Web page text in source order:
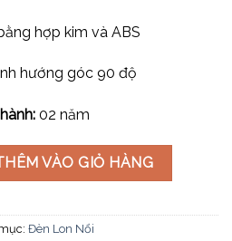
hợp kim và ABS
hướng góc 90 độ
02 năm
12W LN-70 số lượng
VÀO GIỎ HÀNG
Đèn Lon Nổi